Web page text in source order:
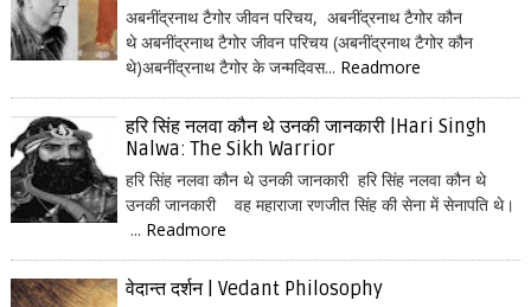
अबनींद्रनाथ टैगोर जीवन परिचय, अबनींद्रनाथ टैगोर कौन
थे अबनींद्रनाथ टैगोर जीवन परिचय (अबनींद्रनाथ टैगोर कौन
थे)अबनींद्रनाथ टैगोर के जन्मदिवस... Readmore
हरि सिंह नलवा कौन थे उनकी जानकारी |Hari Singh
Nalwa: The Sikh Warrior
हरि सिंह नलवा कौन थे उनकी जानकारी हरि सिंह नलवा कौन थे
उनकी जानकारी वह महाराजा रणजीत सिंह की सेना में सेनापति थे।
... Readmore
वेदान्त दर्शन | Vedant Philosophy